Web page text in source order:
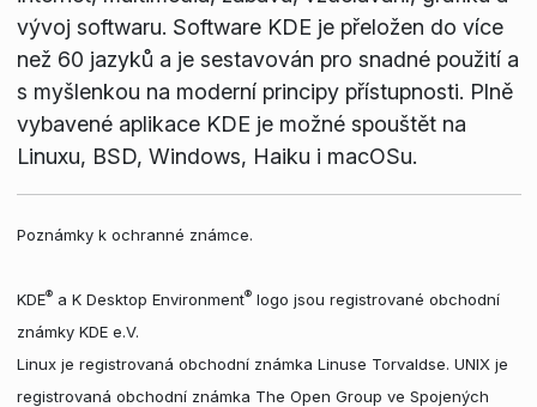
vývoj softwaru. Software KDE je přeložen do více
než 60 jazyků a je sestavován pro snadné použití a
s myšlenkou na moderní principy přístupnosti. Plně
vybavené aplikace KDE je možné spouštět na
Linuxu, BSD, Windows, Haiku i macOSu.
Poznámky k ochranné známce.
KDE®a K Desktop Environment®logo jsou registrované obchodní
známky KDE e.V.
Linux je registrovaná obchodní známka Linuse Torvaldse. UNIX je
registrovaná obchodní známka The Open Group ve Spojených